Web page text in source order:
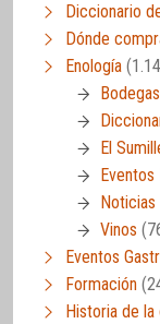
Diccionario
Dónde
Enología
Bodegas
El
Vinos
Eventos
Formación
Historia de